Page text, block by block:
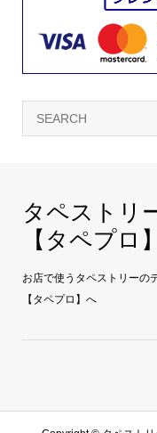
タペストリ
【タペプロ】
お店で使うタペストリーの
【タペプロ】へ